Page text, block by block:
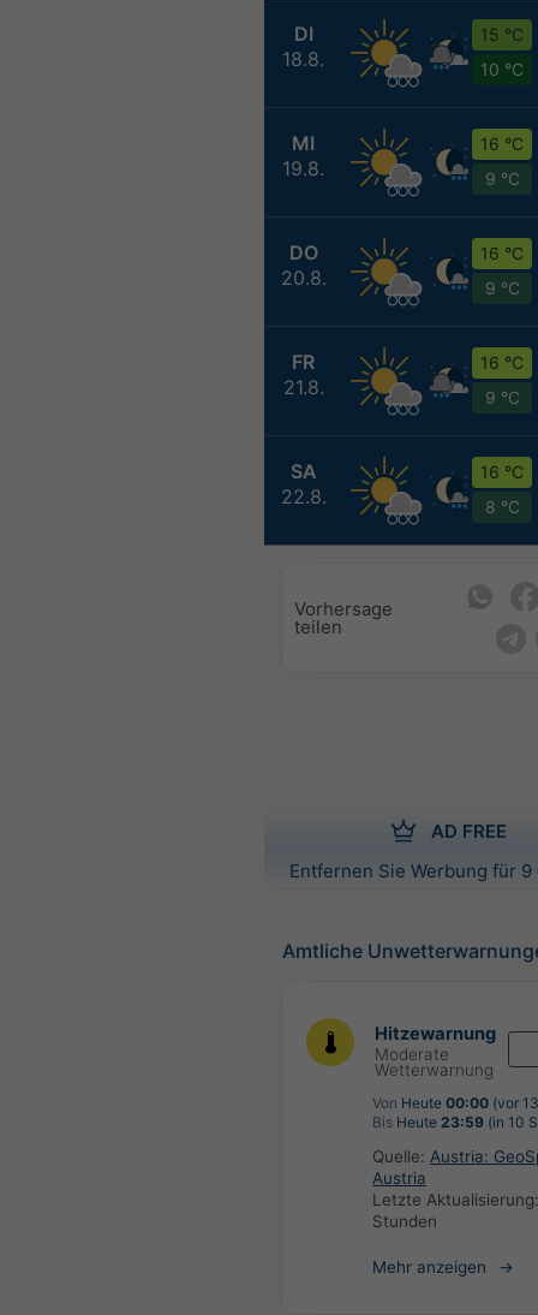
DI
18.8.
15 °C
10 °C
MI
19.8.
16 °C
9 °C
DO
20.8.
16 °C
9 °C
FR
21.8.
16 °C
9 °C
SA
22.8.
16 °C
8 °C
Vorhersage
teilen
AD FREE
Entfernen Sie Werbung für
Amtliche
Hitzewarnung
Moderate
Wetterwarnung
Von Heute 00:00 (vor
Bis Heute 23:59 (in 10
Quelle: Austria:
Austria
Letzte
Stunden
Mehr anzeigen